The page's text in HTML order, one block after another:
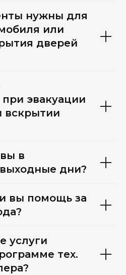
нужны для
или
дверей
при эвакуации
вскрытии
в
дни?
вы помощь за
услуги
тех.